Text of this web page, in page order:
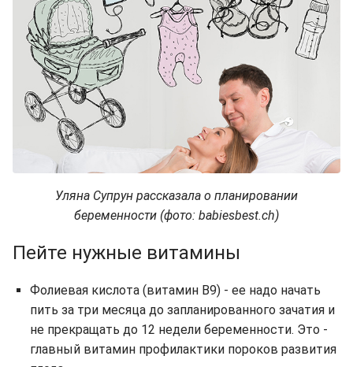
Уляна Супрун рассказала о планировании
беременности (фото: babiesbest.ch)
Пейте нужные витамины
Фолиевая кислота (витамин В9) - ее надо начать
пить за три месяца до запланированного зачатия и
не прекращать до 12 недели беременности. Это -
главный витамин профилактики пороков развития